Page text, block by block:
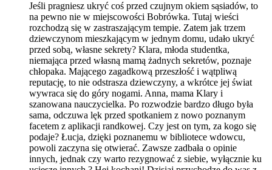
Jeśli pragniesz ukryć coś przed czujnym okiem sąsiadów, to
na pewno nie w miejscowości Bobrówka. Tutaj wieści
rozchodzą się w zastraszającym tempie. Zatem jak trzem
dziewczynom mieszkającym w jednym domu, udało ukryć
przed sobą, własne sekrety? Klara, młoda studentka,
niemająca przed własną mamą żadnych sekretów, poznaje
chłopaka. Mającego zagadkową przeszłość i wątpliwą
reputację, to nie odstrasza dziewczyny, a wkrótce jej świat
wywraca się do góry nogami. Anna, mama Klary i
szanowana nauczycielka. Po rozwodzie bardzo długo była
sama, odczuwa lęk przed spotkaniem z nowo poznanym
facetem z aplikacji randkowej. Czy jest on tym, za kogo się
podaje? Łucja, dzięki poznanemu w bibliotece wdowcu,
powoli zaczyna się otwierać. Zawsze zadbała o opinie
innych, jednak czy warto rezygnować z siebie, wyłącznie ku